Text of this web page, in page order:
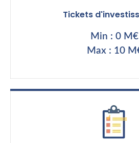
Tickets
Min : 0 M€
Max : 10